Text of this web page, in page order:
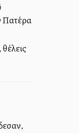
Πατέρα